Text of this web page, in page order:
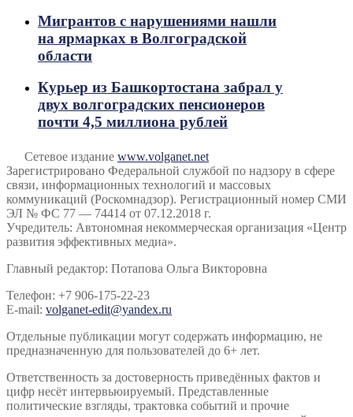
Мигрантов с нарушениями нашли
на ярмарках в Волгоградской
области
Курьер из Башкортостана забрал у
двух волгоградских пенсионеров
почти 4,5 миллиона рублей
Сетевое издание www.volganet.net
Зарегистрировано Федеральной службой по надзору в сфере
связи, информационных технологий и массовых
коммуникаций (Роскомнадзор). Регистрационный номер СМИ
ЭЛ № ФС 77 — 74414 от 07.12.2018 г.
Учредитель: Автономная некоммерческая организация «Центр
развития эффективных медиа».
Главный редактор: Потапова Ольга Викторовна
Телефон: +7 906-175-22-23
E-mail: volganet-edit@yandex.ru
Отдельные публикации могут содержать информацию, не
предназначенную для пользователей до 6+ лет.
Ответственность за достоверность приведённых фактов и
цифр несёт интервьюируемый. Представленные
политические взгляды, трактовка событий и прочие